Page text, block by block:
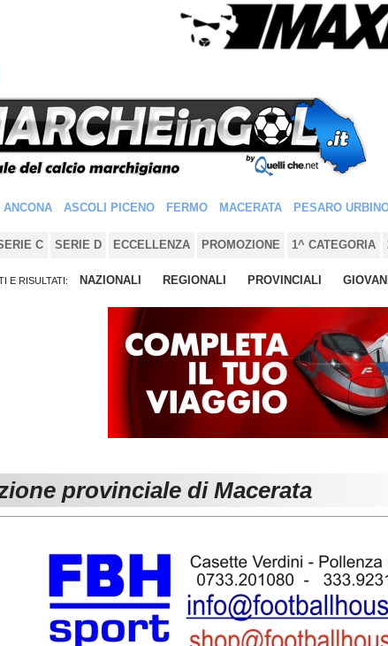
ANCONA ASCOLI PICENO FERMO MACERATA PESARO
C SERIE D ECCELLENZA PROMOZIONE 1^ CATEGORIA
E RISULTATI: NAZIONALI REGIONALI PROVINCIALI
provinciale di Macerata